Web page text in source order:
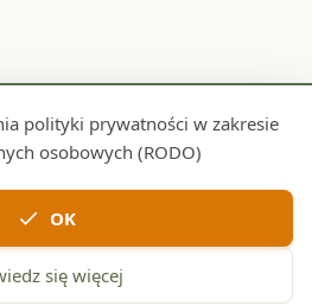
polityki prywatności w zakresie
osobowych (RODO)
check OK
się więcej